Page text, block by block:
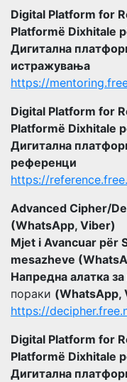
Digital Platform for
Platformë Dixhitale
Дигитална
истражувања
https://
Digital Platform for
Platformë Dixhitale
Дигитална
референци
https://
Advanced Cipher/
(WhatsApp, Viber)
Mjet i Avancuar për
mesazheve
Напредна алатка
пораки (WhatsApp,
https://
Digital Platform for
Platformë Dixhitale
Дигитална